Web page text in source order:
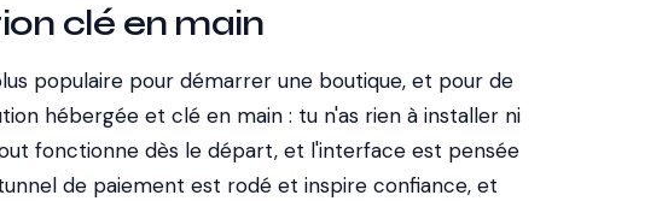
clé en main
populaire pour démarrer une boutique, et pour de
hébergée et clé en main : tu n'as rien à installer ni
fonctionne dès le départ, et l'interface est pensée
de paiement est rodé et inspire confiance, et